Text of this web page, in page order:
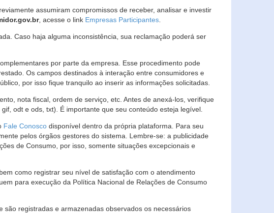
assumiram compromissos de receber, analisar e investir
, acesse o link Empresas Participantes
Caso haja alguma inconsistência, sua reclamação poderá ser
por parte da empresa. Esse procedimento pode
Os campos destinados à interação entre consumidores e
por isso fique tranquilo ao inserir as informações solicitadas.
nota fiscal, ordem de serviço, etc. Antes de anexá-los, verifique
odt e ods, txt). É importante que seu conteúdo esteja legível.
Fale Conosco disponível dentro da própria plataforma. Para seu
pelos órgãos gestores do sistema. Lembre-se: a publicidade
de Consumo, por isso, somente situações excepcionais e
como registrar seu nível de satisfação com o atendimento
para execução da Política Nacional de Relações de Consumo
registradas e armazenadas observados os necessários